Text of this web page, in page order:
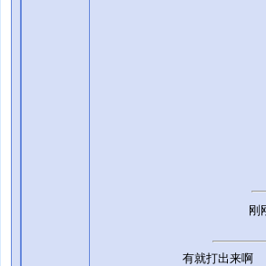
刚
有就打出来啊